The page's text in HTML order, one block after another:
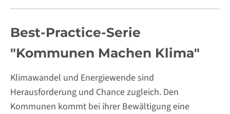
Best-Practice-Serie
"Kommunen Machen Klima"
Klimawandel und Energiewende sind
Herausforderung und Chance zugleich. Den
Kommunen kommt bei ihrer Bewältigung eine